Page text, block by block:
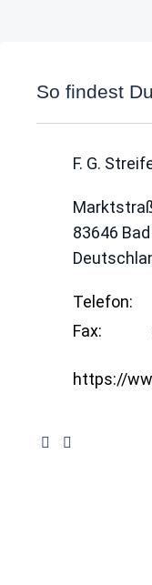
So findest
F. G.
83646
Telefon:
Fax:
https://